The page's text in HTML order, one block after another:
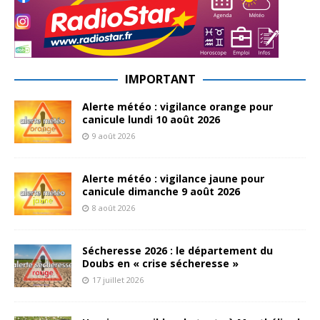
IMPORTANT
Alerte météo : vigilance orange pour
canicule lundi 10 août 2026
9 août 2026
Alerte météo : vigilance jaune pour
canicule dimanche 9 août 2026
8 août 2026
Sécheresse 2026 : le département du
Doubs en « crise sécheresse »
17 juillet 2026